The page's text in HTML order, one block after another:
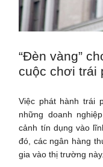
“Đèn vàng”
cuộc chơi trái
Việc phát hành trái
những doanh
cảnh tín dụng vào
đó, các ngân hàng
gia vào thị trường này.